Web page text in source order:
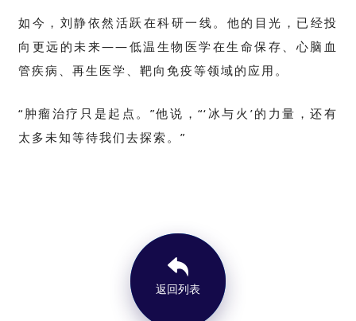
如今，刘静依然活跃在科研一线。他的目光，已经投
向更远的未来——低温生物医学在生命保存、心脑血
管疾病、再生医学、靶向免疫等领域的应用。
“肿瘤治疗只是起点。”他说，“‘冰与火’的力量，还有
太多未知等待我们去探索。”
返回列表